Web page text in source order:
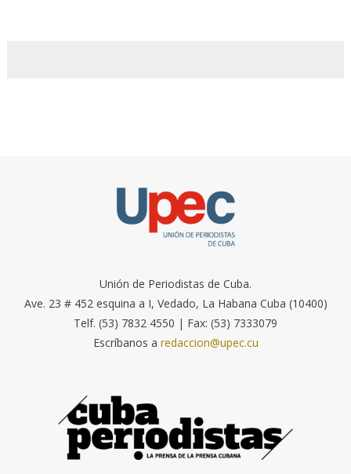
Unión de Periodistas de Cuba.
Ave. 23 # 452 esquina a I, Vedado, La Habana Cuba (10400)
Telf. (53) 7832 4550 | Fax: (53) 7333079
Escríbanos a redaccion@upec.cu